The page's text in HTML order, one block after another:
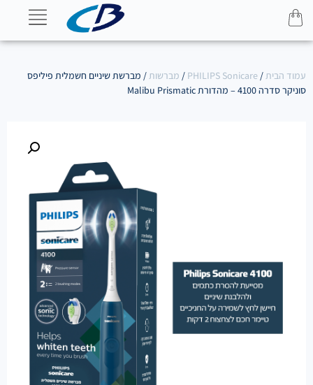
עמוד הבית/
PHILIPS Sonicare
/ מברשות/ מברשת שיניים חשמלית פיליפס
סוניקר סדרה 4100 – מהדורת Malibu Prismatic